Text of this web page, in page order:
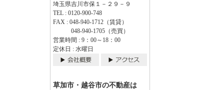
埼玉県吉川市保１－２９－９
TEL : 0120-900-748
FAX : 048-940-1712（賃貸）
048-940-1705（売買）
営業時間 : 9：00～18：00
定休日 : 水曜日
草加市・越谷市の不動産は